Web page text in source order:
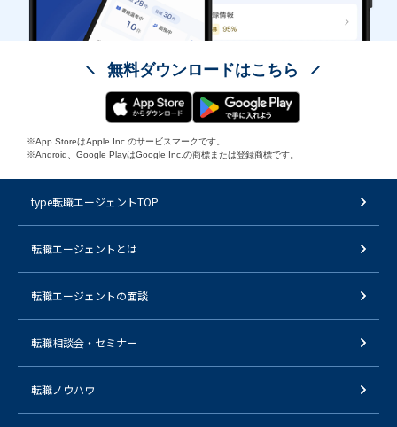
無料ダウンロードはこちら
※App StoreはApple Inc.のサービスマークです。
※Android、Google PlayはGoogle Inc.の商標または登録商標です。
type転職エージェントTOP
転職エージェントとは
転職エージェントの面談
転職相談会・セミナー
転職ノウハウ